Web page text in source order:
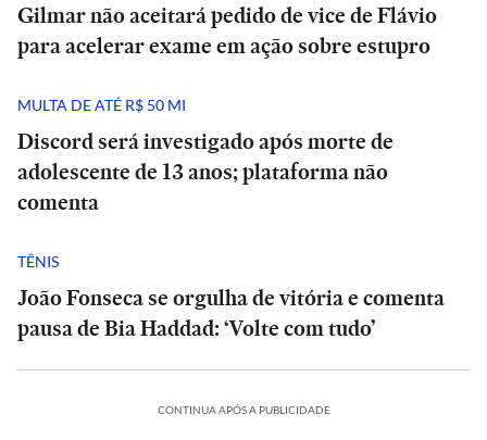
Gilmar não aceitará pedido de vice de Flávio
para acelerar exame em ação sobre estupro
MULTA DE ATÉ R$ 50 MI
Discord será investigado após morte de
adolescente de 13 anos; plataforma não
comenta
TÊNIS
João Fonseca se orgulha de vitória e comenta
pausa de Bia Haddad: ‘Volte com tudo’
CONTINUA APÓS A PUBLICIDADE